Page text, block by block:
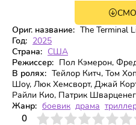
1 сезон 7 серия
Ориг. название: The Terminal
Год: 2025
Страна: США
Режиссер: Пол Кэмерон,
В ролях: Тейлор Китч, Том
Шоу, Люк Хемсворт, Джай
Райли Кио, Патрик
Жанр: боевик драма
0
4 6 7 8 9 10